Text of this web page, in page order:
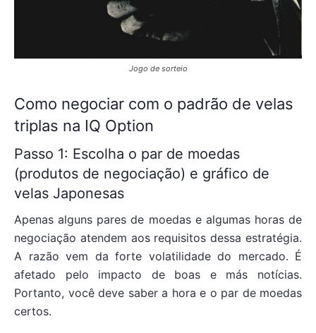
Jogo de sorteio
Como negociar com o padrão de velas
triplas na IQ Option
Passo 1: Escolha o par de moedas
(produtos de negociação) e gráfico de
velas Japonesas
Apenas alguns pares de moedas e algumas horas de
negociação atendem aos requisitos dessa estratégia.
A razão vem da forte volatilidade do mercado. É
afetado pelo impacto de boas e más notícias.
Portanto, você deve saber a hora e o par de moedas
certos.